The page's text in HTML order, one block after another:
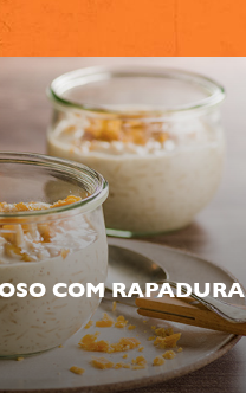
COM RAPADURA